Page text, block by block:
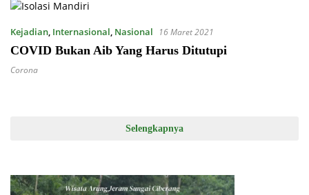
Kejadian, Internasional, Nasional 16 Maret 2021
COVID Bukan Aib Yang Harus Ditutupi
Corona
Selengkapnya